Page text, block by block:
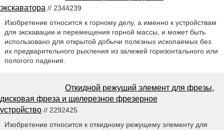
экскаватора // 2344239
Изобретение относится к горному делу, а именно к устройствам
для экскавации и перемещения горной массы, и может быть
использовано для открытой добычи полезных ископаемых без
их предварительного рыхления из залежей горизонтального или
пологого падения.
Откидной режущий элемент для фрезы,
дисковая фреза и щелерезное фрезерное
устройство // 2292425
Изобретение относится к откидному режущему элементу для